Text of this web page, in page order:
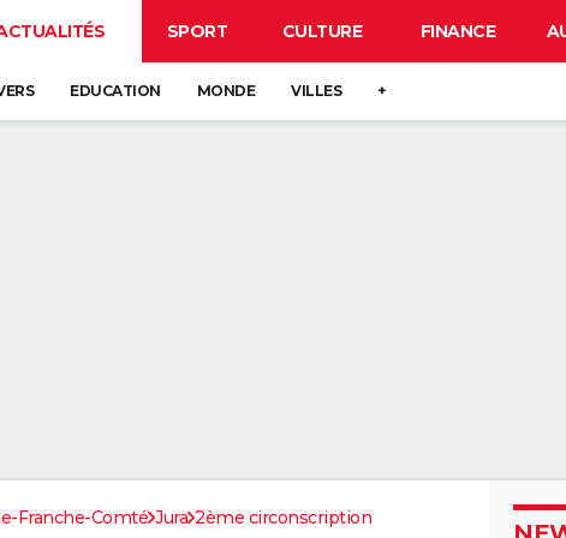
SPORT CULTURE FINANCE
EDUCATION MONDE VILLES +
Franche-Comté Jura 2ème circonscription